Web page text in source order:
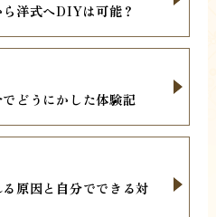
洋式へDIYは可能？
どうにかした体験記
原因と自分でできる対